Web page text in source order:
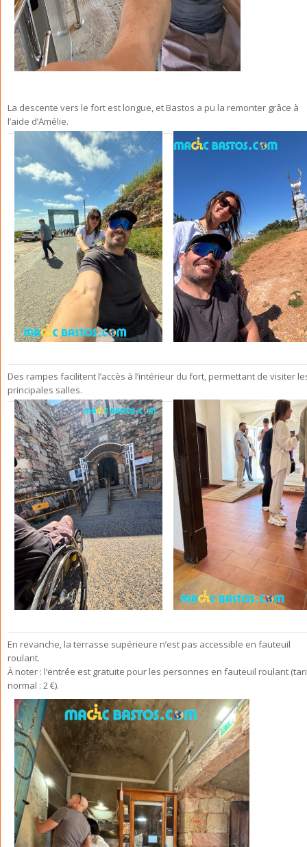
La descente vers le fort est longue, et Bastos a pu la remonter grâce à
l’aide d’Amélie.
Des rampes facilitent l’accès à l’intérieur du fort, permettant de visiter
principales salles.
En revanche, la terrasse supérieure n’est pas accessible en fauteuil
roulant.
À noter : l’entrée est gratuite pour les personnes en fauteuil roulant
normal : 2 €).